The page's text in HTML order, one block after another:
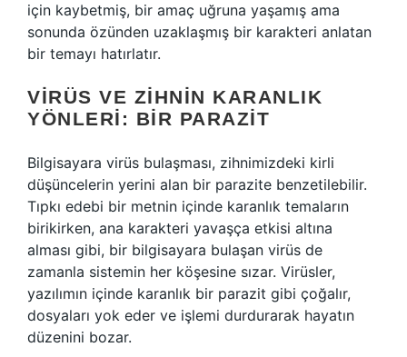
için kaybetmiş, bir amaç uğruna yaşamış ama
sonunda özünden uzaklaşmış bir karakteri anlatan
bir temayı hatırlatır.
VIRÜS VE ZIHNIN KARANLIK
YÖNLERI: BIR PARAZIT
Bilgisayara virüs bulaşması, zihnimizdeki kirli
düşüncelerin yerini alan bir parazite benzetilebilir.
Tıpkı edebi bir metnin içinde karanlık temaların
birikirken, ana karakteri yavaşça etkisi altına
alması gibi, bir bilgisayara bulaşan virüs de
zamanla sistemin her köşesine sızar. Virüsler,
yazılımın içinde karanlık bir parazit gibi çoğalır,
dosyaları yok eder ve işlemi durdurarak hayatın
düzenini bozar.